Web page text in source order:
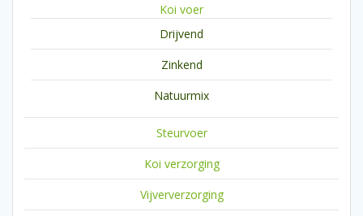
Koi voer
Drijvend
Zinkend
Natuurmix
Steurvoer
Koi verzorging
Vijververzorging